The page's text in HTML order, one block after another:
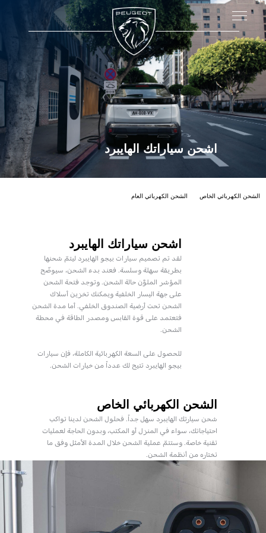
اشحن سياراتك الهايبرد
من بيجو
الشحن الكهربائي الخاص الشحن الكهربائي العام
اشحن سياراتك الهايبرد
لقد تم تصميم سيارات بيجو الهايبرد ليتمّ شحنها
بطريقة سهلة وسلسة. فعند بدء الشحن، سيوضّح
المؤشر الملوَّن حالة الشحن. وتوجد فتحة الشحن
على جهة اليسار الخلفية ويمكنك تخزين أسلاك
الشحن تحت أرضية الصندوق الخلفي. أما مدة الشحن
فتعتمد على قوة القابس ومصدر الطاقة في محطة
الشحن.
للحصول على السعة الكهربائية الكاملة، فإن سيارات
بيجو الهايبرد تتيح لك عدداً من خيارات الشحن.
الشحن الكهربائي الخاص
شحن سيارتك الهايبرد سهل جداً. فحلول الشحن لدينا تواكب
احتياجاتك، سواء في المنزل أو المكتب، وبدون الحاجة لعمليات
تقنية خاصة. وستتمّ عملية الشحن خلال المدة الأمثل وفق ما
تختاره من أنظمة الشحن.